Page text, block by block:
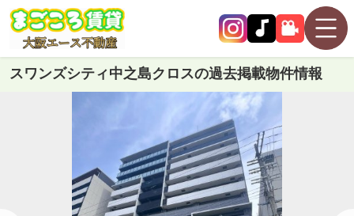
スワンズシティ中之島クロスの過去掲載物件情報